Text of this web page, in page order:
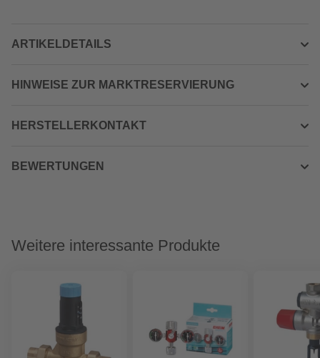
ARTIKELDETAILS
HINWEISE ZUR MARKTRESERVIERUNG
HERSTELLERKONTAKT
BEWERTUNGEN
Weitere interessante Produkte